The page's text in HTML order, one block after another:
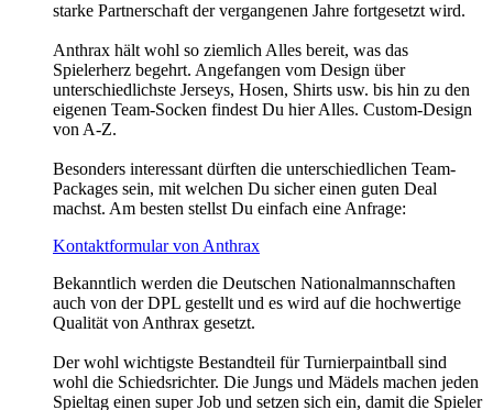
starke Partnerschaft der vergangenen Jahre fortgesetzt wird.
Anthrax hält wohl so ziemlich Alles bereit, was das
Spielerherz begehrt. Angefangen vom Design über
unterschiedlichste Jerseys, Hosen, Shirts usw. bis hin zu den
eigenen Team-Socken findest Du hier Alles. Custom-Design
von A-Z.
Besonders interessant dürften die unterschiedlichen Team-
Packages sein, mit welchen Du sicher einen guten Deal
machst. Am besten stellst Du einfach eine Anfrage:
Kontaktformular von Anthrax
Bekanntlich werden die Deutschen Nationalmannschaften
auch von der DPL gestellt und es wird auf die hochwertige
Qualität von Anthrax gesetzt.
Der wohl wichtigste Bestandteil für Turnierpaintball sind
wohl die Schiedsrichter. Die Jungs und Mädels machen jeden
Spieltag einen super Job und setzen sich ein, damit die Spieler